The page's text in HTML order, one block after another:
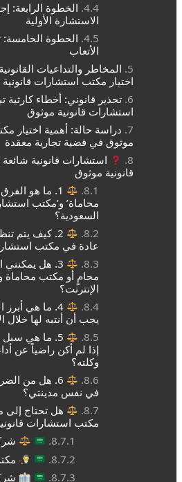
الخطوة الرابعة:
الاستشارة الأولية
الخطوة
الأتعاب
المخاطر والتداعيات
اختيار مكتب استشارات
تحذير قانوني: أخطاء
استشارات قانونية موثوق
دراسة حالة: أهمية اختيار
موثوق في قضية تجارية معقدة
استشارات قانونية
قانونية موثوق
1. ما هو
محاماة’ و’مكتب
السعودية؟
2. كيف يتم
عادة في مكتب
3. هل
محامٍ أو مكتب محاماة
الإنترنت؟
4. ما هي أبرز
يجب أن أنتبه لها خلال
5. ما هي سبل
إذا لم أكن راضياً عن
وكلته؟
6. هل من
في نفس مدينتي؟
هل تحتاج
مكتب استشارات